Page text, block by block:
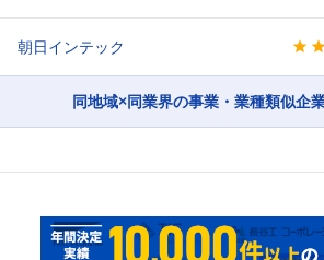
朝日インテック
同地域×同業界の事業・業種類似企